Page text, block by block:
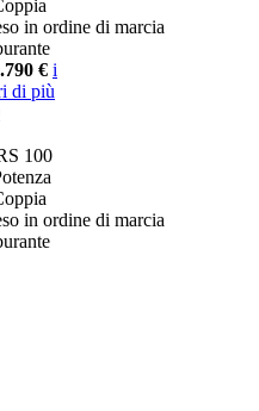
in ordine di marcia
€ i
di più
100
in ordine di marcia